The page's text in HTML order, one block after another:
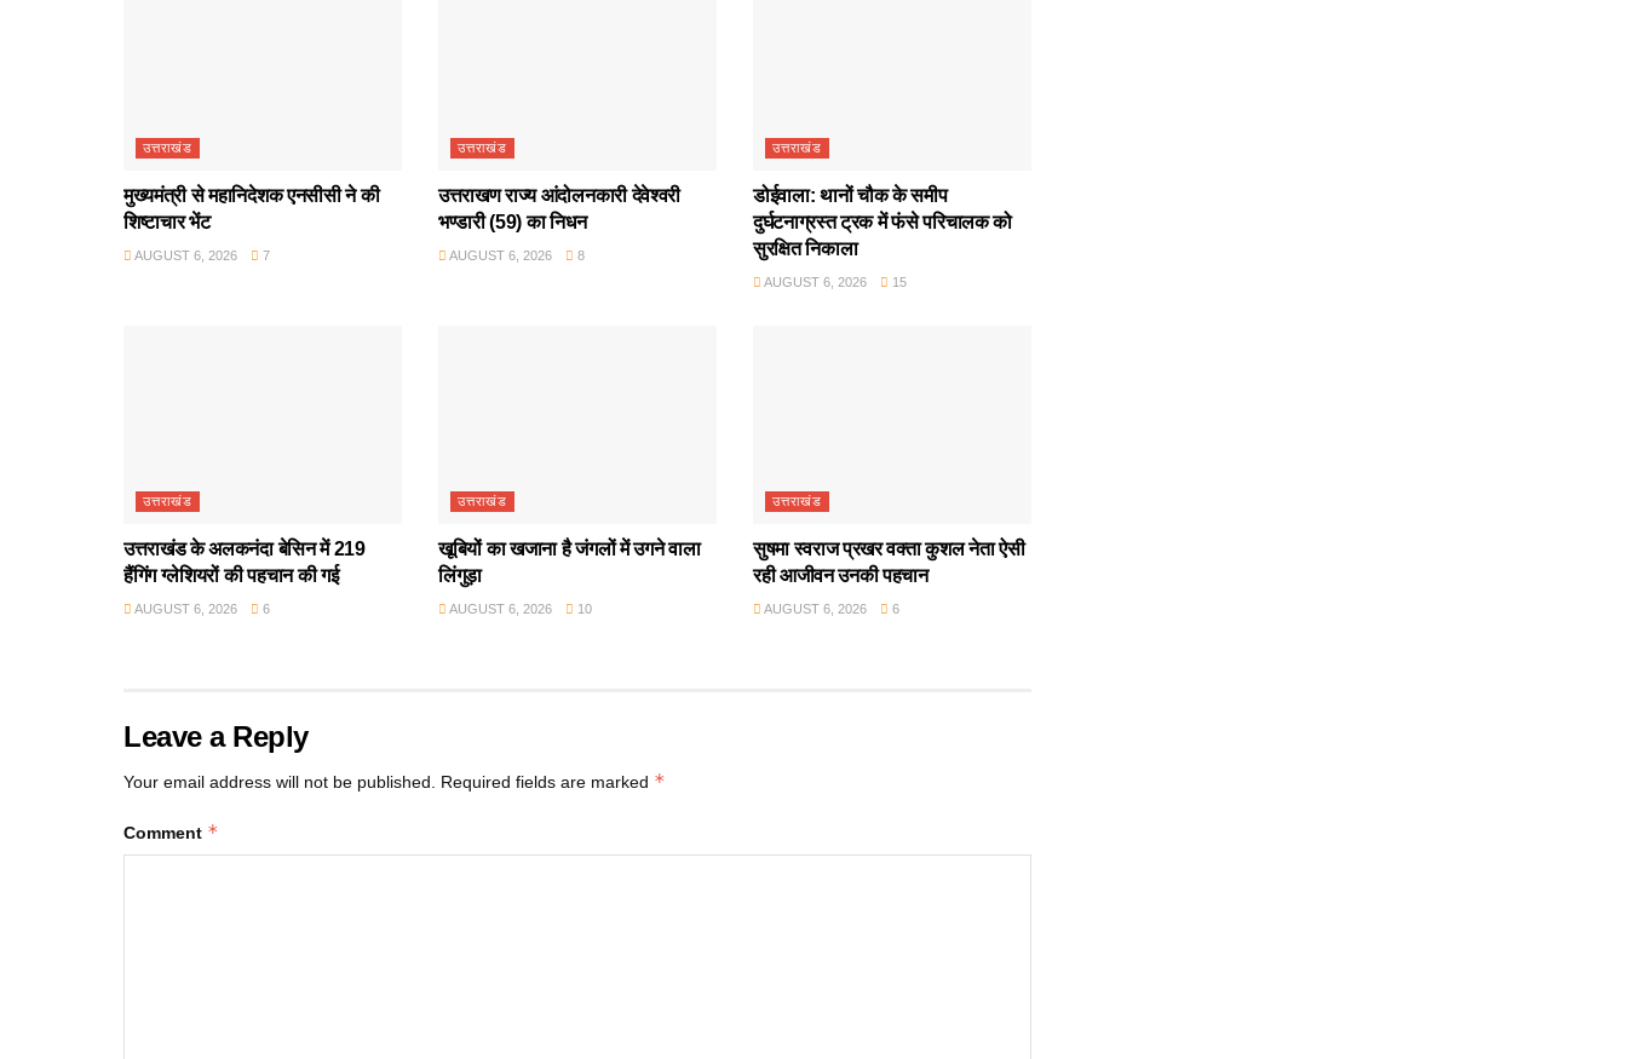
उत्तराखंड
मुख्यमंत्री से महानिदेशक एनसीसी ने की
शिष्टाचार भेंट
AUGUST 6, 2026 7
उत्तराखंड
उत्तराखण राज्य आंदोलनकारी देवेश्वरी
भण्डारी (59) का निधन
AUGUST 6, 2026 8
उत्तराखंड
डोईवाला: थानों चौक के समीप
दुर्घटनाग्रस्त ट्रक में फंसे परिचालक को
सुरक्षित निकाला
AUGUST 6, 2026 15
उत्तराखंड
उत्तराखंड के अलकनंदा बेसिन में 219
हैंगिंग ग्लेशियरों की पहचान की गई
AUGUST 6, 2026 6
उत्तराखंड
खूबियों का खजाना है जंगलों में उगने वाला
लिंगुड़ा
AUGUST 6, 2026 10
उत्तराखंड
सुषमा स्वराज प्रखर वक्ता कुशल नेता ऐसी
रही आजीवन उनकी पहचान
AUGUST 6, 2026 6
Leave a Reply
Your email address will not be published. Required fields are marked *
Comment *